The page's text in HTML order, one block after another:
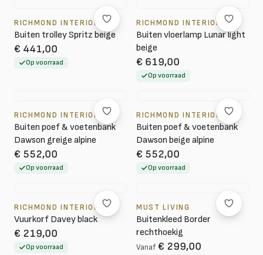
RICHMOND INTERIORS
Buiten trolley Spritz beige
€ 441,00
Op voorraad
RICHMOND INTERIORS
Buiten vloerlamp Lunar light
beige
€ 619,00
Op voorraad
RICHMOND INTERIORS
Buiten poef & voetenbank
Dawson greige alpine
€ 552,00
Op voorraad
RICHMOND INTERIORS
Buiten poef & voetenbank
Dawson beige alpine
€ 552,00
Op voorraad
RICHMOND INTERIORS
Vuurkorf Davey black
€ 219,00
Op voorraad
MUST LIVING
Buitenkleed Border
rechthoekig
Vanaf € 299,00